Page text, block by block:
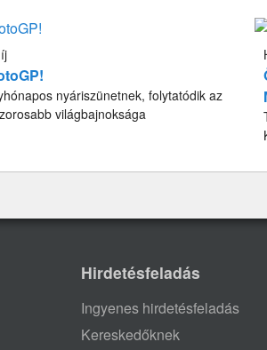
nyáriszünetnek, folytatódik az
világbajnoksága
Hirdetésfeladás
Ingyenes hirdetésfeladás
Kereskedőknek